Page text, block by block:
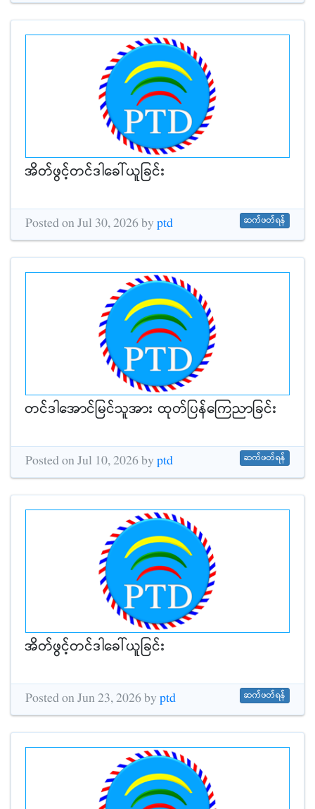
အိတ်ဖွင့်တင်ဒါခေါ်ယူခြင်း
Posted on Jul 30, 2026 by ptd ဆက်ဖတ်ရန်
တင်ဒါအောင်မြင်သူအား ထုတ်ပြန်ကြေညာခြင်း
Posted on Jul 10, 2026 by ptd ဆက်ဖတ်ရန်
အိတ်ဖွင့်တင်ဒါခေါ်ယူခြင်း
Posted on Jun 23, 2026 by ptd ဆက်ဖတ်ရန်